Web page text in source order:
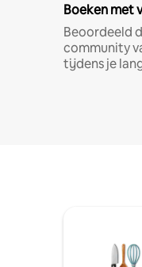
Boeken met
Beoordeeld
community
tijdens je